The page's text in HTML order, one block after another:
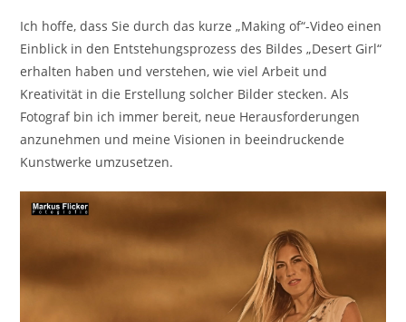
Ich hoffe, dass Sie durch das kurze „Making of“-Video einen
Einblick in den Entstehungsprozess des Bildes „Desert Girl“
erhalten haben und verstehen, wie viel Arbeit und
Kreativität in die Erstellung solcher Bilder stecken. Als
Fotograf bin ich immer bereit, neue Herausforderungen
anzunehmen und meine Visionen in beeindruckende
Kunstwerke umzusetzen.